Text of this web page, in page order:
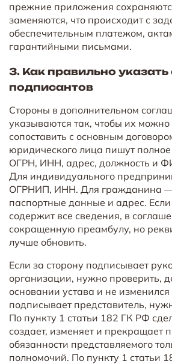
прежние приложения
заменяются, что происходит с
обеспечительным платежом,
гарантийными письмами.
3. Как правильно
подписантов
Стороны в дополнительном
указываются так, чтобы их
сопоставить с основным
юридического лица пишут
ОГРН, ИНН, адрес, должность и
Для индивидуального
ОГРНИП, ИНН. Для гражданина
паспортные данные и адрес.
содержит все сведения, в
сокращенную преамбулу, но
лучше обновить.
Если за сторону подписывает
организации, нужно проверить,
основании устава и не
подписывает представитель,
По пункту 1 статьи 182 ГК РФ
создает, изменяет и прекращает
обязанности представляемого
полномочий. По пункту 1 статьи